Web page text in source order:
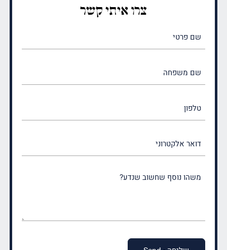
צרו איתי קשר
(חובה)
(חובה)